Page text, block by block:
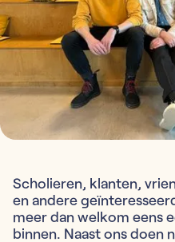
Scholieren, klanten,
en andere
meer dan welkom eens
binnen. Naast ons doen